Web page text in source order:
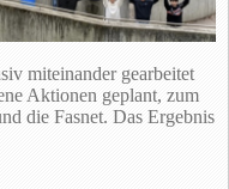
miteinander gearbeitet
Aktionen geplant, zum
die Fasnet. Das Ergebnis